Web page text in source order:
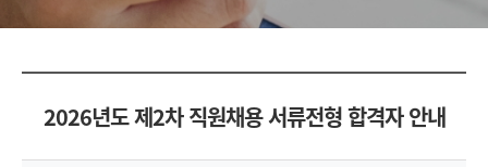
의
료
2026년도 제2차 직원채용 서류전형 합격자 안내